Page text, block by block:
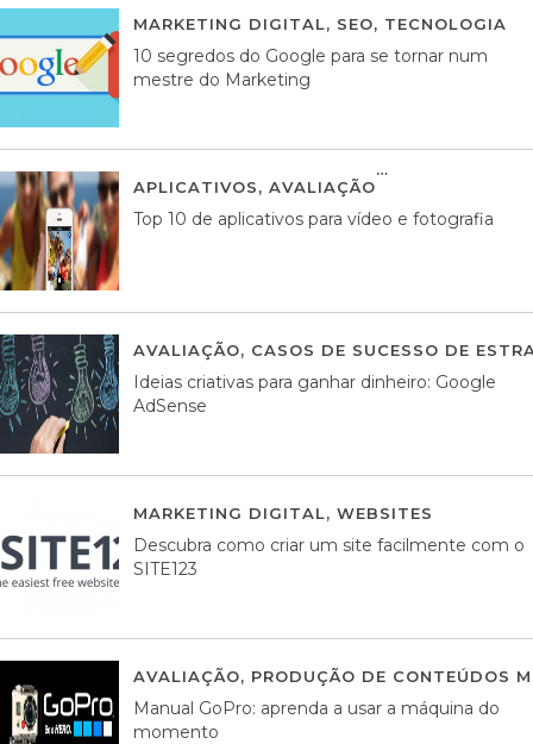
MARKETING DIGITAL, SEO, TECNOLOGIA
10 segredos do Google para se tornar num
mestre do Marketing
APLICATIVOS, AVALIAÇÃO
Top 10 de aplicativos para vídeo e fotografia
AVALIAÇÃO, CASOS DE SUCESSO DE
Ideias criativas para ganhar dinheiro: Google
AdSense
MARKETING DIGITAL, WEBSITES
Descubra como criar um site facilmente com o
SITE123
AVALIAÇÃO, PRODUÇÃO DE CONTEÚDOS
Manual GoPro: aprenda a usar a máquina do
momento